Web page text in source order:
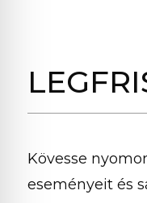
Kövesse
eseményeit és